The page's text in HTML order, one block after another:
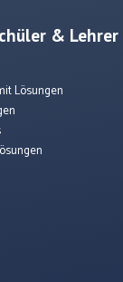
& Lehrer
Lösungen